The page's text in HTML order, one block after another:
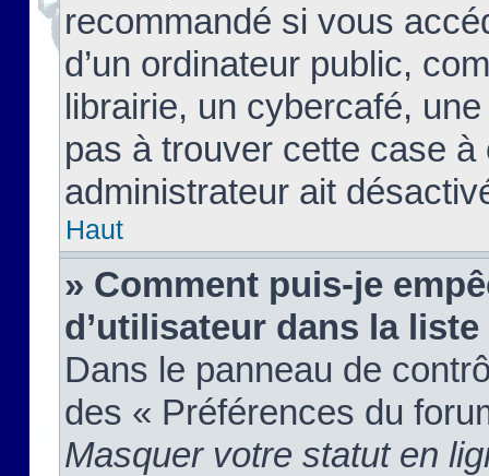
recommandé si vous
d’un ordinateur public,
librairie, un cybercafé,
pas à trouver cette case à
administrateur ait
Haut
» Comment puis-je
d’utilisateur dans la
Dans le panneau de
des « Préférences du
Masquer votre statut en